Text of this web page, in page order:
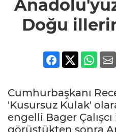
Doğu
Cumhurbaşkanı
'Kusursuz Kulak'
engelli Bager
görüştükten sonra